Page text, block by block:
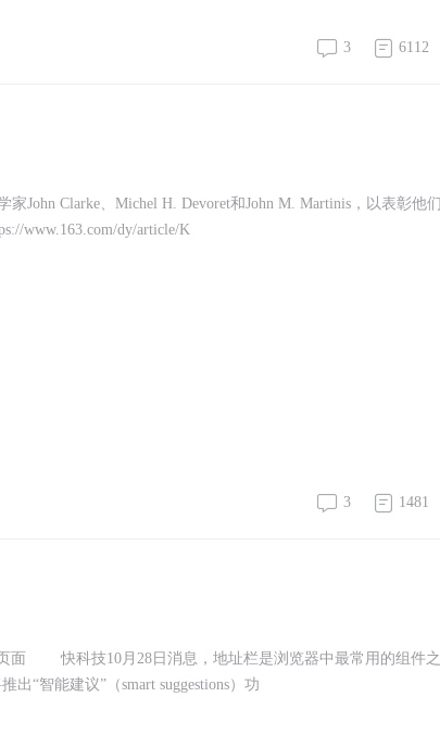
3 6112
John Clarke、Michel H. Devoret和John M. Martinis，以表彰他
www.163.com/dy/article/K
3 1481
面 快科技10月28日消息，地址栏是浏览器中最常用的组件
“智能建议”（smart suggestions）功